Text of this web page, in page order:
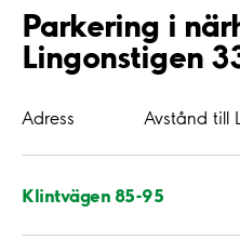
Parkering i
Lingonstigen
Adress Avstånd till
Klintvägen 85-95